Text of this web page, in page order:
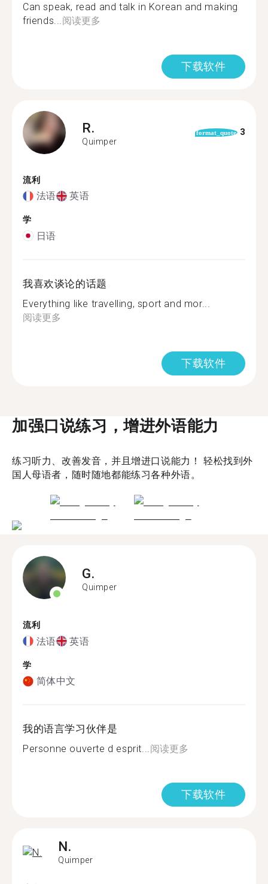
Can speak, read and talk in Korean and making
friends... 阅读更多
下载软件
R.
Quimper
format_quote 3
流利
法语 英语
学
日语
我喜欢谈论的话题
Everything like travelling, sport and mor...
阅读更多
下载软件
加强口说练习，增进外语能力
练习听力、改善发音，并且增进口说能力！ 轻松找到外
国人母语者，随时随地都能练习各种外语。
G.
Quimper
流利
法语 英语
学
简体中文
我的语言学习伙伴是
Personne ouverte d esprit...阅读更多
下载软件
N.
Quimper